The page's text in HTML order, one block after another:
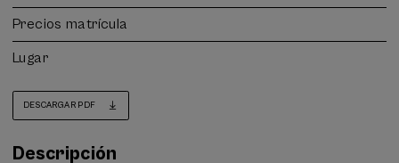
Precios matrícula
Lugar
DESCARGAR PDF
Descripción